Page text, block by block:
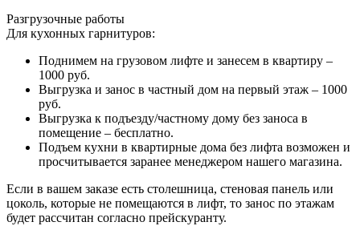
Разгрузочные работы
Для кухонных гарнитуров:
Поднимем на грузовом лифте и занесем в квартиру –
1000 руб.
Выгрузка и занос в частный дом на первый этаж – 1000
руб.
Выгрузка к подъезду/частному дому без заноса в
помещение – бесплатно.
Подъем кухни в квартирные дома без лифта возможен и
просчитывается заранее менеджером нашего магазина.
Если в вашем заказе есть столешница, стеновая панель или
цоколь, которые не помещаются в лифт, то занос по этажам
будет рассчитан согласно прейскуранту.